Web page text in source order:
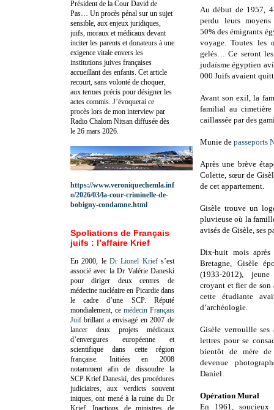
Au début de 1957,
perdu leurs
50% des émigrants
voyage. Toutes les
gelés… Ce seront
judaïsme égyptien
000 Juifs avaient
Avant son exil, la
familial au
caillassée par des
Munie de passeports
Après une brève
Colette, sœur de
de cet appartement.
Gisèle trouve un
pluvieuse où la
avisés de Gisèle, ses
Dix-huit mois après
Bretagne, Gisèle
(1933-2012),
croyant et fier de
cette étudiante
d’archéologie.
Gisèle verrouille ses
lettres pour se
bientôt de mère
devenue
Daniel.
Opération Mural
En 1961, soucieux
Président de la Cour David de
Pas… Un procès pénal sur un sujet
sensible, aux enjeux juridiques,
juifs, moraux et médicaux devant
inciter les parents et donateurs à une
exigence vitale envers les
institutions juives françaises
accueillant des enfants. Cet article
recourt, sans volonté de choquer,
aux termes précis pour désigner les
actes commis. J’évoquerai ce
procès lors de mon interview par
Radio Chalom Nitsan diffusée dès
le 26 mars 2026.
https://www.veroniquechemla.inf
o/2026/03/la-cour-criminelle-de-
bobigny-condamne.html
Spoliations de Français
juifs : l’affaire Krief
En 2000, le Dr Lionel Kriefs’est
associé avec la Dr Valérie Daneski
pour diriger deux centres de
médecine nucléaire en Picardie dans
le cadre d’une SCP. Réputé
mondialement, ce médecin Français
Juif brillant a envisagé en 2007 de
lancer deux projets médicaux
d’envergures européenne et
scientifique dans cette région
française. Initiées en 2008
notamment afin de dissoudre la
SCP Krief Daneski, des procédures
judiciaires, aux verdicts souvent
iniques, ont mené à la ruine du Dr
Krief.Inactions de ministres de